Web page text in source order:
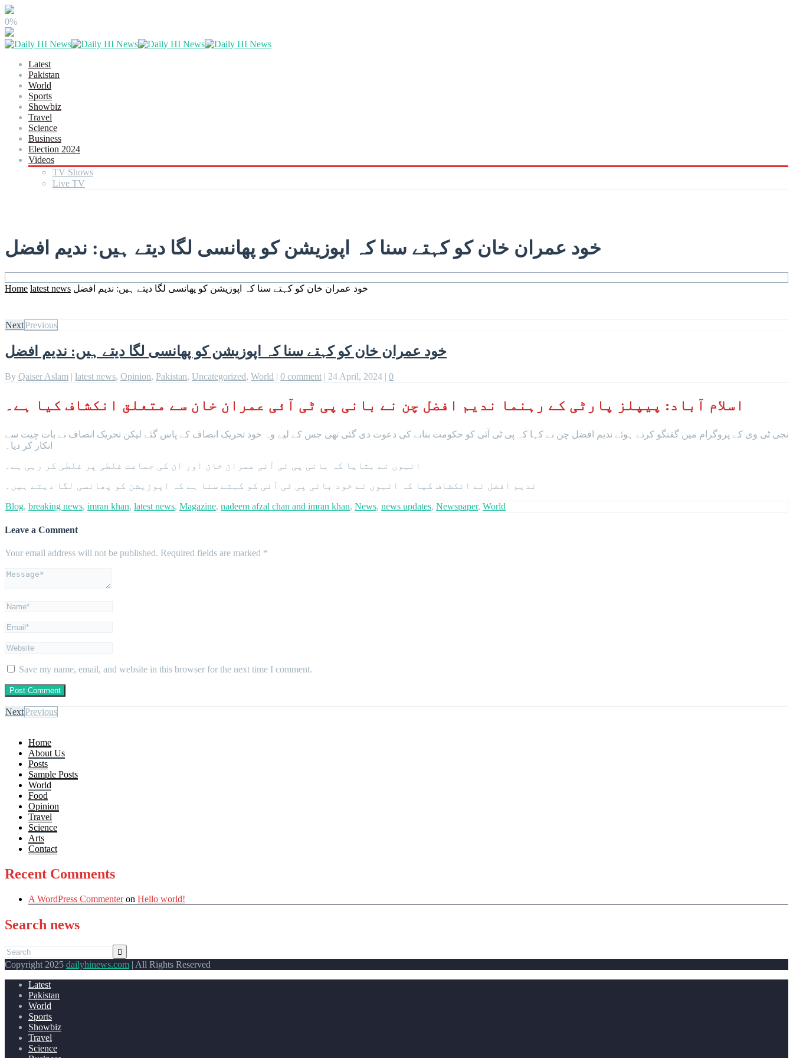
0%
Latest
Pakistan
World
Sports
Showbiz
Travel
Science
Business
Election 2024
Videos
TV Shows
Live TV
خود عمران خان کو کہتے سنا کہ اپوزیشن کو پھانسی لگا دیتے ہیں: ندیم افضل
Home latest news خود عمران خان کو کہتے سنا کہ اپوزیشن کو پھانسی لگا دیتے ہیں: ندیم افضل
NextPrevious
خود عمران خان کو کہتے سنا کہ اپوزیشن کو پھانسی لگا دیتے ہیں: ندیم افضل
By Qaiser Aslam | latest news, Opinion, Pakistan, Uncategorized, World | 0 comment | 24 April, 2024 | 0
اسلام آباد: پیپلز پارٹی کے رہنما ندیم افضل چن نے بانی پی ٹی آئی عمران خان سے متعلق انکشاف کیا ہے۔
نجی ٹی وی کے پروگرام میں گفتگو کرتے ہوئے ندیم افضل چن نے کہا کہ پی ٹی آئی کو حکومت بنانے کی دعوت دی گئی تھی جس کے لیے وہ خود تحریک انصاف کے پاس گئے لیکن تحریک انصاف نے بات چیت سے
انکار کر دیا۔
انہوں نے بتایا کہ بانی پی ٹی آئی عمران خان اور ان کی جماعت غلطی پر غلطی کر رہی ہے۔
ندیم افضل نے انکشاف کیا کہ انہوں نے خود بانی پی ٹی آئی کو کہتے سنا ہے کہ اپوزیشن کو پھانسی لگا دیتے ہیں۔
Blog, breaking news, imran khan, latest news, Magazine, nadeem afzal chan and imran khan, News, news updates, Newspaper, World
Leave a Comment
Your email address will not be published. Required fields are marked *
Save my name, email, and website in this browser for the next time I comment.
NextPrevious
Home
About Us
Posts
Sample Posts
World
Food
Opinion
Travel
Science
Arts
Contact
Recent Comments
A WordPress Commenteron Hello world!
Search news
Copyright 2025 dailyhinews.com | All Rights Reserved
Latest
Pakistan
World
Sports
Showbiz
Travel
Science